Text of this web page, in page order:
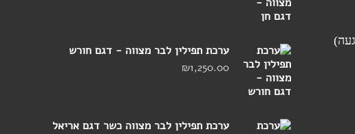
ערכת תפילין לבר מצווה - דגם חורש
₪1,250.00
ערכת תפילין לבר מצווה כשר דגם אריאל